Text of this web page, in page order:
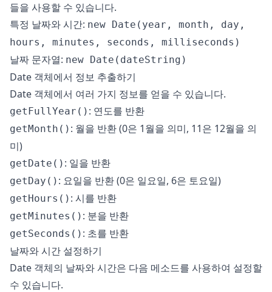
들을 사용할 수 있습니다.
특정 날짜와 시간: new Date(year, month, day,
hours, minutes, seconds, milliseconds)
날짜 문자열: new Date(dateString)
Date 객체에서 정보 추출하기
Date 객체에서 여러 가지 정보를 얻을 수 있습니다.
getFullYear() : 연도를 반환
getMonth() : 월을 반환 (0은 1월을 의미, 11은 12월을 의
미)
getDate() : 일을 반환
getDay() : 요일을 반환 (0은 일요일, 6은 토요일)
getHours() : 시를 반환
getMinutes() : 분을 반환
getSeconds() : 초를 반환
날짜와 시간 설정하기
Date 객체의 날짜와 시간은 다음 메소드를 사용하여 설정할
수 있습니다.